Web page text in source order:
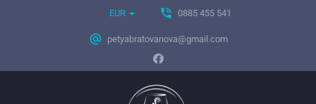
EUR phone_in_talk 0885 455 541
alternate_email petyabratovanova@gmail.com